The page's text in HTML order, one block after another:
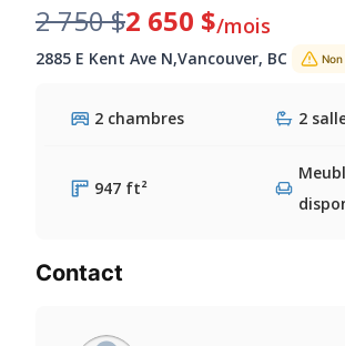
2 750 $2 650 $/mois
2885 E Kent Ave N,Vancouver, BC
2 chambres 2
947 ft²
Contact